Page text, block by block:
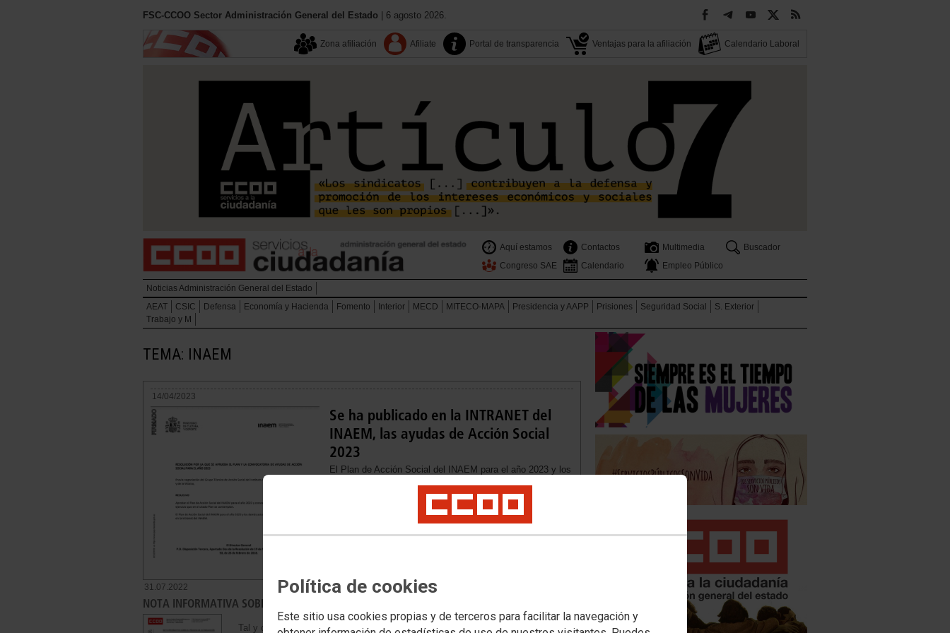
Política de cookies
Este sitio usa cookies propias y de terceros para facilitar la navegación y
FSC-CCOO Sector Administración General del Estado | 6 agosto 2026.
Zona afiliación Afiliate Portal de transparencia Ventajas para la afiliación Calendario Laboral
Aquí estamos Contactos Multimedia
Buscador
Congreso SAE
Calendario Empleo Público
Noticias Administración General del Estado
AEAT
CSIC Defensa Economía y Hacienda Fomento Interior MECD MITECO-MAPA Presidencia y AAPP Prisiones Seguridad Social
S. Exterior
Trabajo y M
TEMA: INAEM
14/04/2023
Se ha publicado en la INTRANET del
INAEM, las ayudas de Acción Social
2023
El Plan de Acción Social del INAEM para el año 2023 y los
31.07.2022
NOTA INFORMATIVA SOBRE EL PROCESO DE ESTABILIZACIÓN
Tal y como se informó el pasado día 21 de julio, tras las reuniones mantenidas